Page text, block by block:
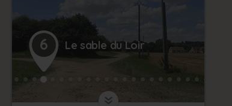
6 Le sable du Loir